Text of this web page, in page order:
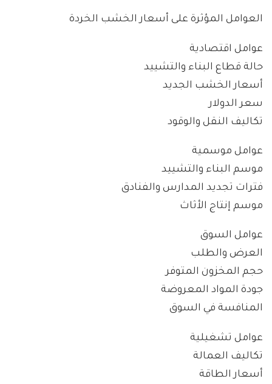
العوامل المؤثرة على أسعار الخشب الخردة
عوامل اقتصادية
حالة قطاع البناء والتشييد
أسعار الخشب الجديد
سعر الدولار
تكاليف النقل والوقود
عوامل موسمية
موسم البناء والتشييد
فترات تجديد المدارس والفنادق
موسم إنتاج الأثاث
عوامل السوق
العرض والطلب
حجم المخزون المتوفر
جودة المواد المعروضة
المنافسة في السوق
عوامل تشغيلية
تكاليف العمالة
أسعار الطاقة